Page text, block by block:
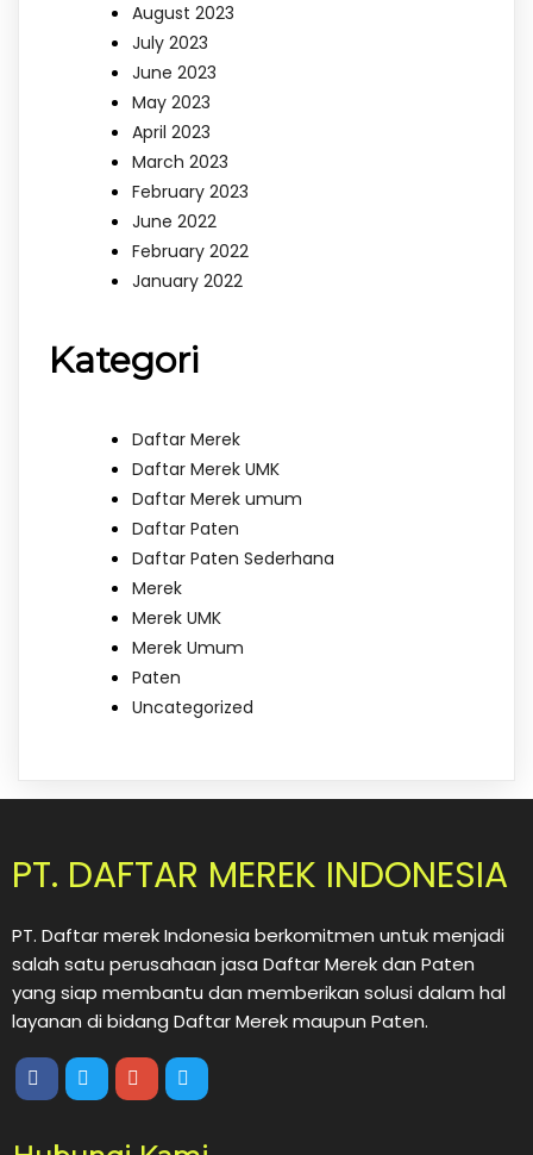
August 2023
July 2023
June 2023
May 2023
April 2023
March 2023
February 2023
June 2022
February 2022
January 2022
Kategori
Daftar Merek
Daftar Merek UMK
Daftar Merek umum
Daftar Paten
Daftar Paten Sederhana
Merek
Merek UMK
Merek Umum
Paten
Uncategorized
PT. DAFTAR MEREK INDONESIA
PT. Daftar merek Indonesia berkomitmen untuk menjadi
salah satu perusahaan jasa Daftar Merek dan Paten
yang siap membantu dan memberikan solusi dalam hal
layanan di bidang Daftar Merek maupun Paten.